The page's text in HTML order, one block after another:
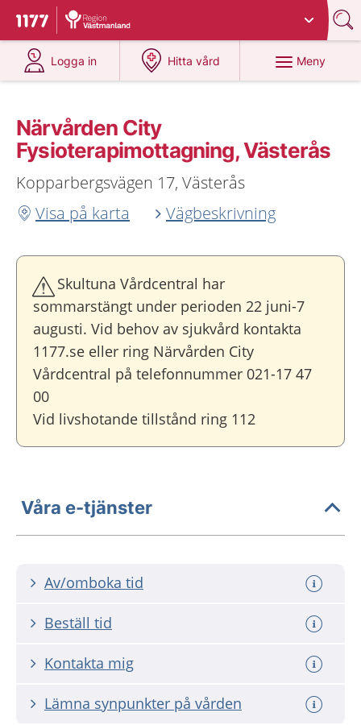
Till startsidan för 1177
Du har valt region
Logga in
på 1177.se
Hitta vård
på 1177.se
Meny
Närvården City
Fysioterapimottagning, Västerås
Kopparbergsvägen 17, Västerås
Visa på karta
Vägbeskrivning
Skultuna Vårdcentral har
sommarstängt under perioden 22 juni-7
augusti. Vid behov av sjukvård kontakta
1177.se eller ring Närvården City
Vårdcentral på telefonnummer 021-17 47
00
Vid livshotande tillstånd ring 112
Våra e-tjänster
Av/omboka tid
Beställ tid
Kontakta mig
Lämna synpunkter på vården